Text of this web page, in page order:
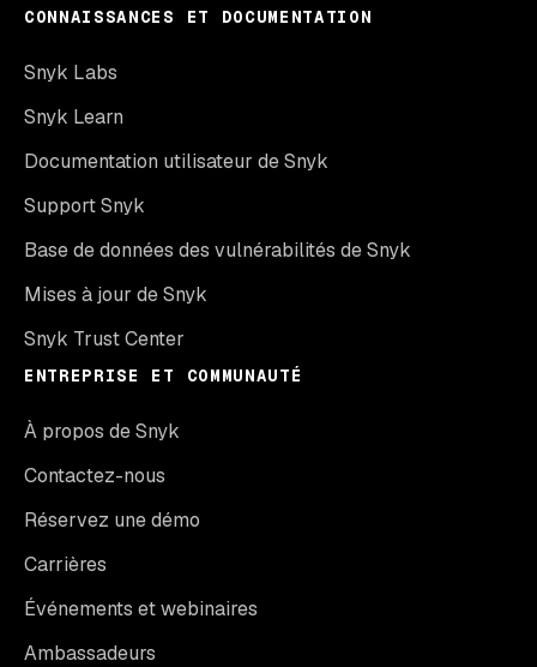
CONNAISSANCES ET DOCUMENTATION
Snyk Labs
Snyk Learn
Documentation utilisateur de Snyk
Support Snyk
Base de données des vulnérabilités de Snyk
Mises à jour de Snyk
Snyk Trust Center
ENTREPRISE ET COMMUNAUTÉ
À propos de Snyk
Contactez-nous
Réservez une démo
Carrières
Événements et webinaires
Ambassadeurs